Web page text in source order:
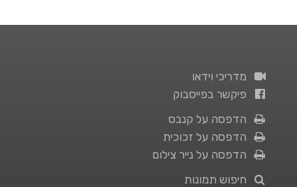
מדריכי וידאו
פיקשר בפייסבוק
הדפסה על קנבס
הדפסה על זכוכית
הדפסה על נייר צילום
חיפוש תמונות